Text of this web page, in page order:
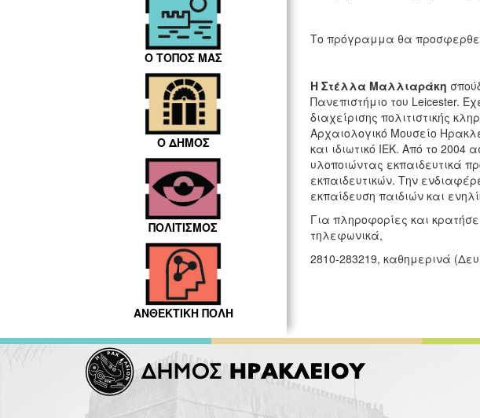
Ο ΤΟΠΟΣ ΜΑΣ
Ο ΔΗΜΟΣ
ΠΟΛΙΤΙΣΜΟΣ
ΑΝΘΕΚΤΙΚΗ ΠΟΛΗ
Το πρόγραμμα θα προσφερθεί
Η Στέλλα Μαλλιαράκη
Πανεπιστήμιο του Leicester.
διαχείρισης πολιτιστικής
Αρχαιολογικό Μουσείο
και ιδιωτικό ΙΕΚ. Από το
υλοποιώντας εκπαιδευτικά
εκπαιδευτικών. Την
εκπαίδευση παιδιών και
Για πληροφορίες και
τηλεφωνικά,
2810-283219, καθημερινά